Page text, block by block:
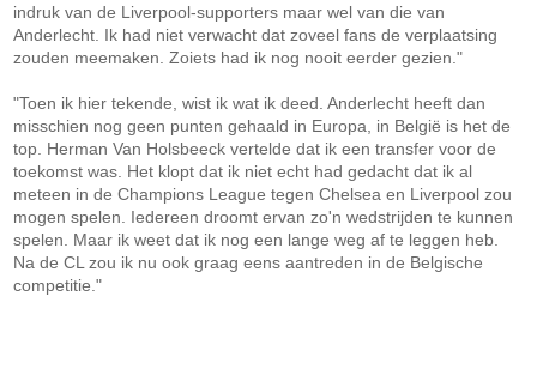
indruk van de Liverpool-supporters maar wel van die van
Anderlecht. Ik had niet verwacht dat zoveel fans de verplaatsing
zouden meemaken. Zoiets had ik nog nooit eerder gezien."
"Toen ik hier tekende, wist ik wat ik deed. Anderlecht heeft dan
misschien nog geen punten gehaald in Europa, in België is het de
top. Herman Van Holsbeeck vertelde dat ik een transfer voor de
toekomst was. Het klopt dat ik niet echt had gedacht dat ik al
meteen in de Champions League tegen Chelsea en Liverpool zou
mogen spelen. Iedereen droomt ervan zo'n wedstrijden te kunnen
spelen. Maar ik weet dat ik nog een lange weg af te leggen heb.
Na de CL zou ik nu ook graag eens aantreden in de Belgische
competitie."